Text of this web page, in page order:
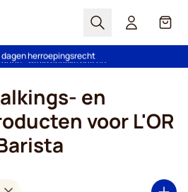
Zoek Cart
Gratis vanaf € 49
dagen herroepingsrecht
en
voor L'OR